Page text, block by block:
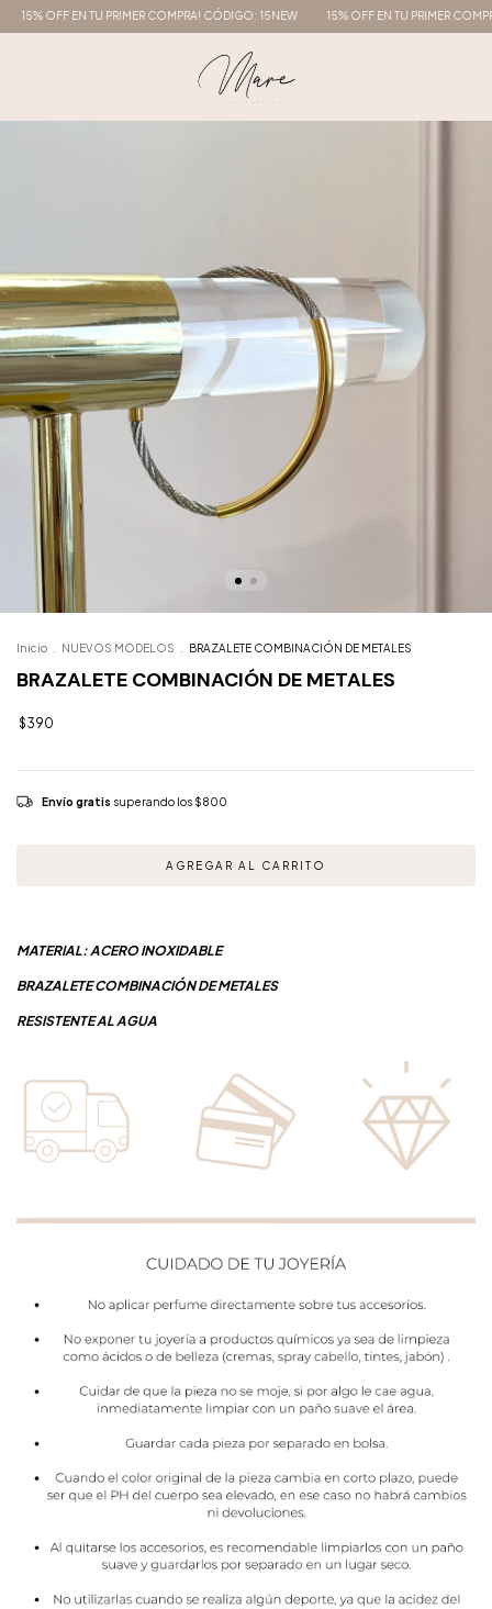
15% OFF EN TU PRIMER COMPRA! CÓDIGO: 15NEW 15% OFF EN TU PRIMER
Inicio NUEVOS MODELOS BRAZALETE COMBINACIÓN DE METALES
BRAZALETE COMBINACIÓN DE METALES
$390
Envío gratis superando los $800
MATERIAL: ACERO INOXIDABLE
BRAZALETE COMBINACIÓN DE METALES
RESISTENTE AL AGUA